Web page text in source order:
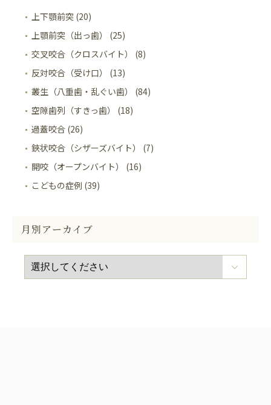
上下顎前突 (20)
上顎前突（出っ歯） (25)
交叉咬合（クロスバイト） (8)
反対咬合（受け口） (13)
叢生（八重歯・乱ぐい歯） (84)
空隙歯列（すきっ歯） (18)
過蓋咬合 (26)
鋏状咬合（シザーズバイト） (7)
開咬（オープンバイト） (16)
こどもの症例 (39)
月別アーカイブ